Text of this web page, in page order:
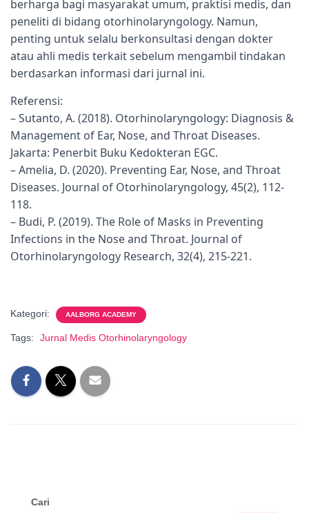
berharga bagi masyarakat umum, praktisi medis, dan
peneliti di bidang otorhinolaryngology. Namun,
penting untuk selalu berkonsultasi dengan dokter
atau ahli medis terkait sebelum mengambil tindakan
berdasarkan informasi dari jurnal ini.
Referensi:
– Sutanto, A. (2018). Otorhinolaryngology: Diagnosis &
Management of Ear, Nose, and Throat Diseases.
Jakarta: Penerbit Buku Kedokteran EGC.
– Amelia, D. (2020). Preventing Ear, Nose, and Throat
Diseases. Journal of Otorhinolaryngology, 45(2), 112-
118.
– Budi, P. (2019). The Role of Masks in Preventing
Infections in the Nose and Throat. Journal of
Otorhinolaryngology Research, 32(4), 215-221.
Kategori: AALBORG ACADEMY
Tags: Jurnal Medis Otorhinolaryngology
Cari